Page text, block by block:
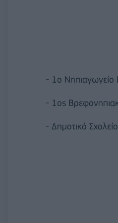
- 1ο Νηπιαγωγείο
- 1ος
- Δημοτικό